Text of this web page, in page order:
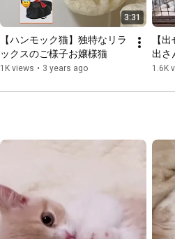
3:31
【ハンモック猫】独特なリラ
ックスのご様子お嬢様猫
1K views • 3 years ago
【
出さ
1.6K